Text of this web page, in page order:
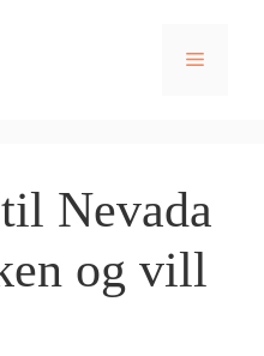
Meny
Nevada
og vill